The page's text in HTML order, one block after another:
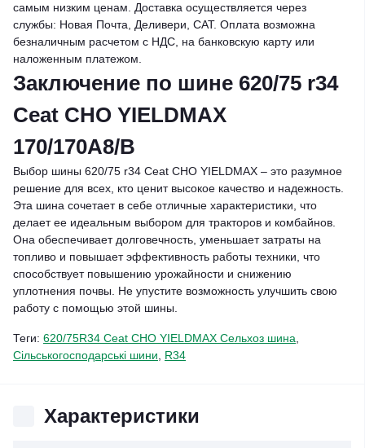
самым низким ценам. Доставка осуществляется через
службы: Новая Почта, Деливери, САТ. Оплата возможна
безналичным расчетом с НДС, на банковскую карту или
наложенным платежом.
Заключение по шине 620/75 r34
Ceat CHO YIELDMAX
170/170A8/B
Выбор шины 620/75 r34 Ceat CHO YIELDMAX – это разумное
решение для всех, кто ценит высокое качество и надежность.
Эта шина сочетает в себе отличные характеристики, что
делает ее идеальным выбором для тракторов и комбайнов.
Она обеспечивает долговечность, уменьшает затраты на
топливо и повышает эффективность работы техники, что
способствует повышению урожайности и снижению
уплотнения почвы. Не упустите возможность улучшить свою
работу с помощью этой шины.
Теги: 620/75R34 Ceat CHO YIELDMAX Сельхоз шина
Сільськогосподарські шини
R34
Характеристики